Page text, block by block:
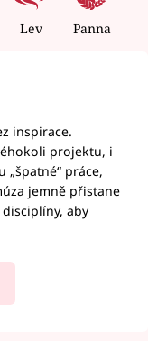
Lev Panna
inspirace.
projektu, i
„špatné“ práce,
jemně přistane
aby